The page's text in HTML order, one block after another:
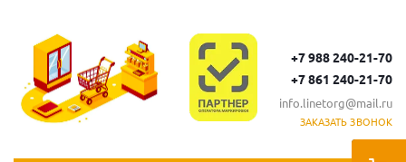
+7 988 240-21-70
+7 861 240-21-70
info.linetorg@mail.ru
ЗАКАЗАТЬ ЗВОНОК